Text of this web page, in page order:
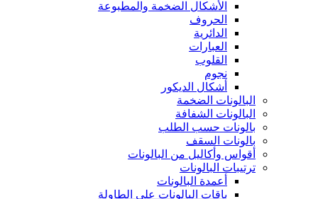
الأشكال الضخمة والمطبوعة
الحروف
الدائرية
العبارات
القلوب
نجوم
أشكال الديكور
البالونات الضخمة
البالونات الشفافة
بالونات حسب الطلب
بالونات السقف
أقواس وأكاليل من البالونات
ترتيبات البالونات
أعمدة البالونات
باقات البالونات علي الطاولة